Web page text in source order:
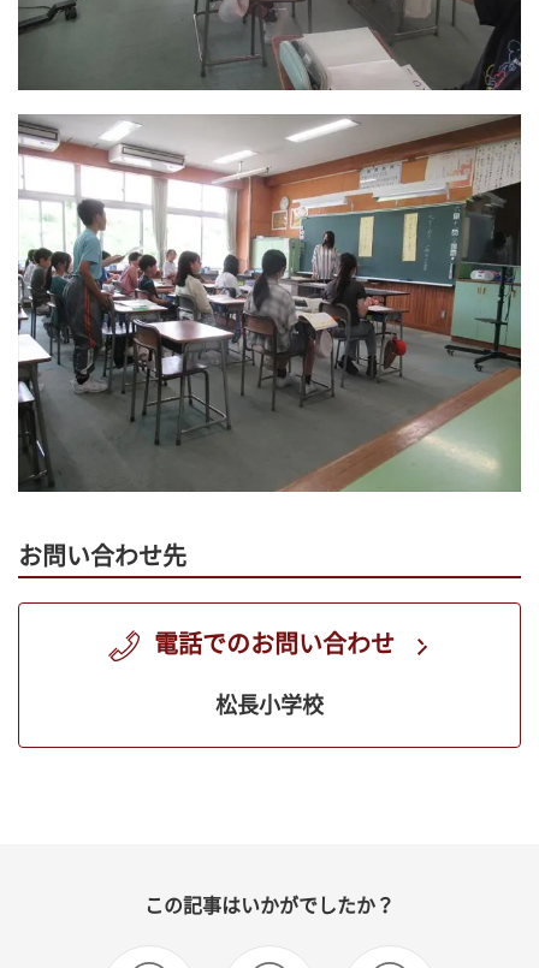
お問い合わせ先
電話でのお問い合わせ
松長小学校
この記事はいかがでしたか？